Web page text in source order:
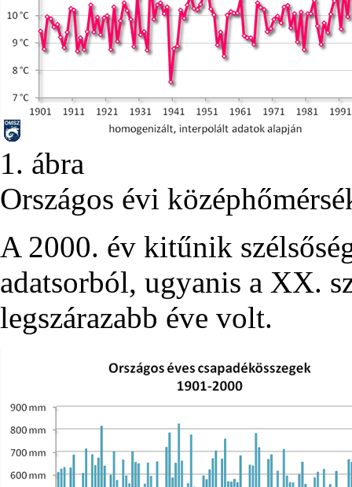
1. ábra
Országos évi
A 2000. év kitűnik
adatsorból, ugyanis a XX.
legszárazabb éve volt.